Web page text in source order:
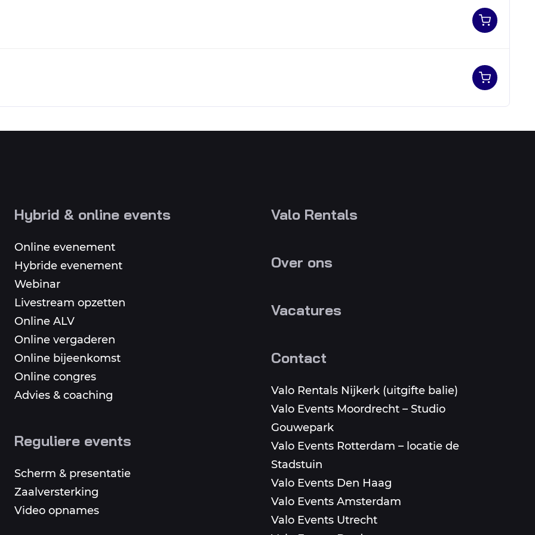
Hybrid & online events
Online evenement
Hybride evenement
Webinar
Livestream opzetten
Online ALV
Online vergaderen
Online bijeenkomst
Online congres
Advies & coaching
Reguliere events
Scherm & presentatie
Zaalversterking
Video opnames
Valo Rentals
Over ons
Vacatures
Contact
Valo Rentals Nijkerk (uitgifte balie)
Valo Events Moordrecht – Studio
Gouwepark
Valo Events Rotterdam – locatie de
Stadstuin
Valo Events Den Haag
Valo Events Amsterdam
Valo Events Utrecht